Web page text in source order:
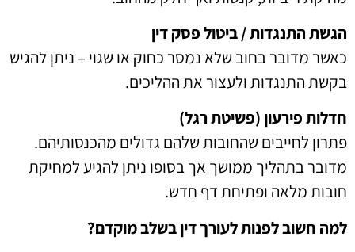
הגשת התנגדות / ביטול פסק דין
כאשר מדובר בחוב שלא נמסר כחוק או שגוי – ניתן להגיש
בקשת התנגדות ולעצור את ההליכים.
חדלות פירעון (פשיטת רגל)
פתרון לחייבים שהחובות שלהם גדולים מהכנסותיהם.
מדובר בתהליך ממושך אך בסופו ניתן להגיע למחיקת
חובות מלאה ופתיחת דף חדש.
למה חשוב לפנות לעורך דין בשלב מוקדם?